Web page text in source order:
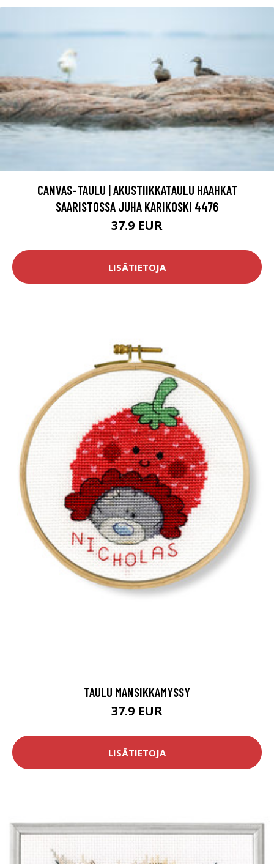
CANVAS-TAULU | AKUSTIIKKATAULU HAAHKAT
SAARISTOSSA JUHA KARIKOSKI 4476
37.9 EUR
LISÄTIETOJA
TAULU MANSIKKAMYSSY
37.9 EUR
LISÄTIETOJA